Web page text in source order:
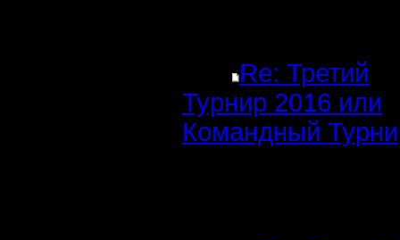
Re: Третий
Турнир 2016 или
Командный